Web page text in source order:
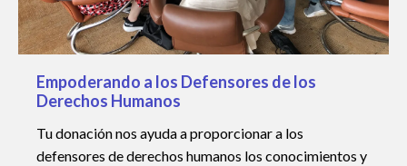
Empoderando a los Defensores de los
Derechos Humanos
Tu donación nos ayuda a proporcionar a los
defensores de derechos humanos los conocimientos y